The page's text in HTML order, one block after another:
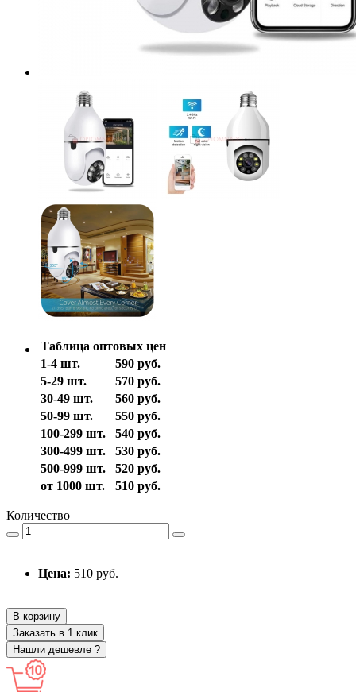
Таблица оптовых цен
1-4 шт.
590 руб.
5-29 шт.
570 руб.
30-49 шт.
560 руб.
50-99 шт.
550 руб.
100-299 шт.
540 руб.
300-499 шт.
530 руб.
500-999 шт.
520 руб.
от 1000 шт.
510 руб.
Количество
Цена: 510 руб.
В корзину
Заказать в 1 клик
Нашли дешевле ?